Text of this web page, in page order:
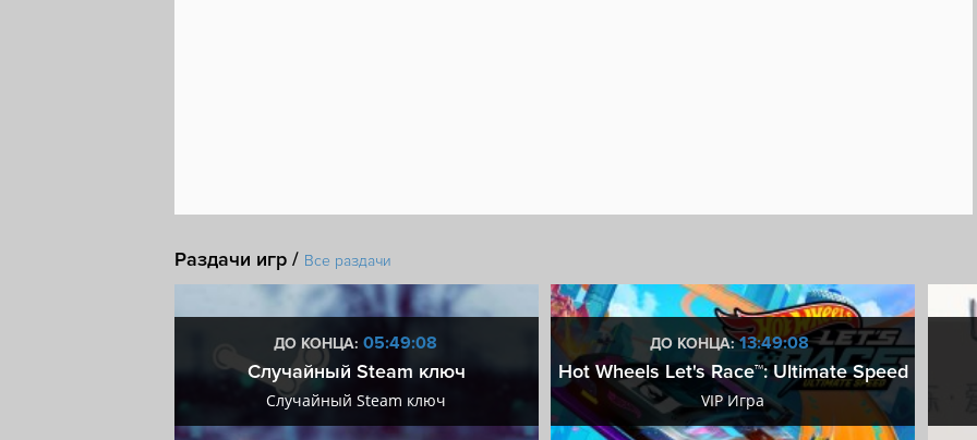
Раздачи игр / Все раздачи
ДО КОНЦА: 05:49:07
Случайный Steam ключ
Случайный Steam ключ
ДО КОНЦА:13:49:07
Hot Wheels Let's Race™: Ultimate Speed
VIP Игра